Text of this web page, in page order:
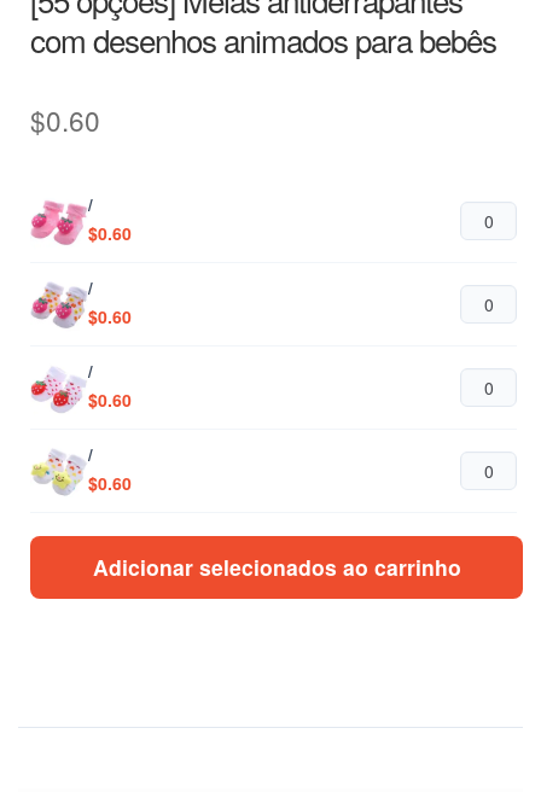
com desenhos animados para bebês
$0.60
/
$0.60
/
$0.60
/
$0.60
/
$0.60
/
$0.60
$0.60
Adicionar selecionados ao carrinho